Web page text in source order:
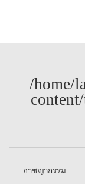
/home/
อาชญากรรม